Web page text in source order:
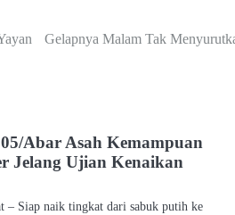
Gelapnya Malam Tak
Abar Asah Kemampuan
Jelang Ujian Kenaikan
– Siap naik tingkat dari sabuk putih ke